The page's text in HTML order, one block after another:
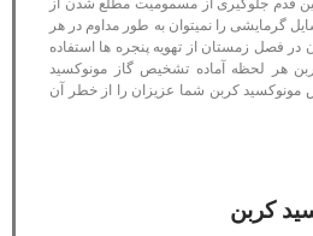
گرمایشی را نمیتوان به طور مداوم در هر
فصل زمستان از تهویه پنجره ها استفاده
هر لحظه آماده تشخیص گاز مونوکسید
کربن شما عزیزان را از خطر آن
کربن